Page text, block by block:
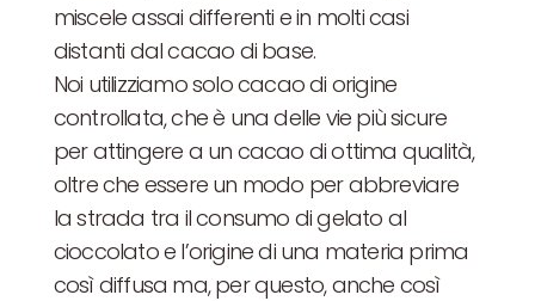
miscele assai differenti e in molti casi
distanti dal cacao di base.
Noi utilizziamo solo cacao di origine
controllata, che è una delle vie più sicure
per attingere a un cacao di ottima qualità,
oltre che essere un modo per abbreviare
la strada tra il consumo di gelato al
cioccolato e l’origine di una materia prima
così diffusa ma, per questo, anche così